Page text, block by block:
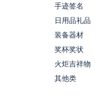
手迹签名
日用品礼品
装备器材
奖杯奖状
火炬吉祥物
其他类